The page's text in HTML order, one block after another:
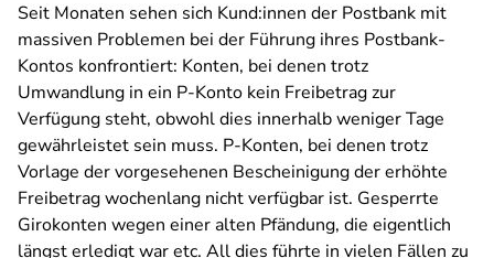
Seit Monaten sehen sich Kund:innen der Postbank mit
massiven Problemen bei der Führung ihres Postbank-
Kontos konfrontiert: Konten, bei denen trotz
Umwandlung in ein P-Konto kein Freibetrag zur
Verfügung steht, obwohl dies innerhalb weniger Tage
gewährleistet sein muss. P-Konten, bei denen trotz
Vorlage der vorgesehenen Bescheinigung der erhöhte
Freibetrag wochenlang nicht verfügbar ist. Gesperrte
Girokonten wegen einer alten Pfändung, die eigentlich
längst erledigt war etc. All dies führte in vielen Fällen zu